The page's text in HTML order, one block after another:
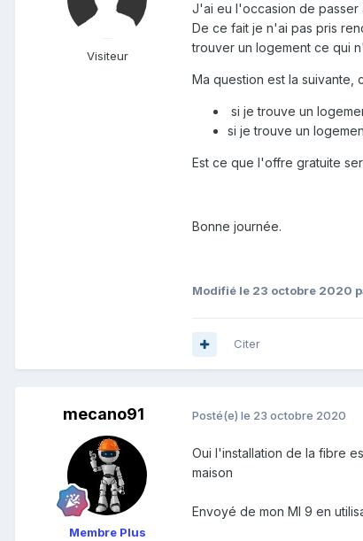
Visiteur
J'ai eu l'occasion de passer
De ce fait je n'ai pas pris
trouver un logement ce qui
Ma question est la suivante,
si je trouve un
si je trouve un
Est ce que l'offre gratuite
Bonne journée.
Modifié le 23 octobre 2020
Citer
mecano91
Membre Plus
Posté(e) le 23 octobre 2020
Oui l'installation de la fibre
maison
Envoyé de mon MI 9 en